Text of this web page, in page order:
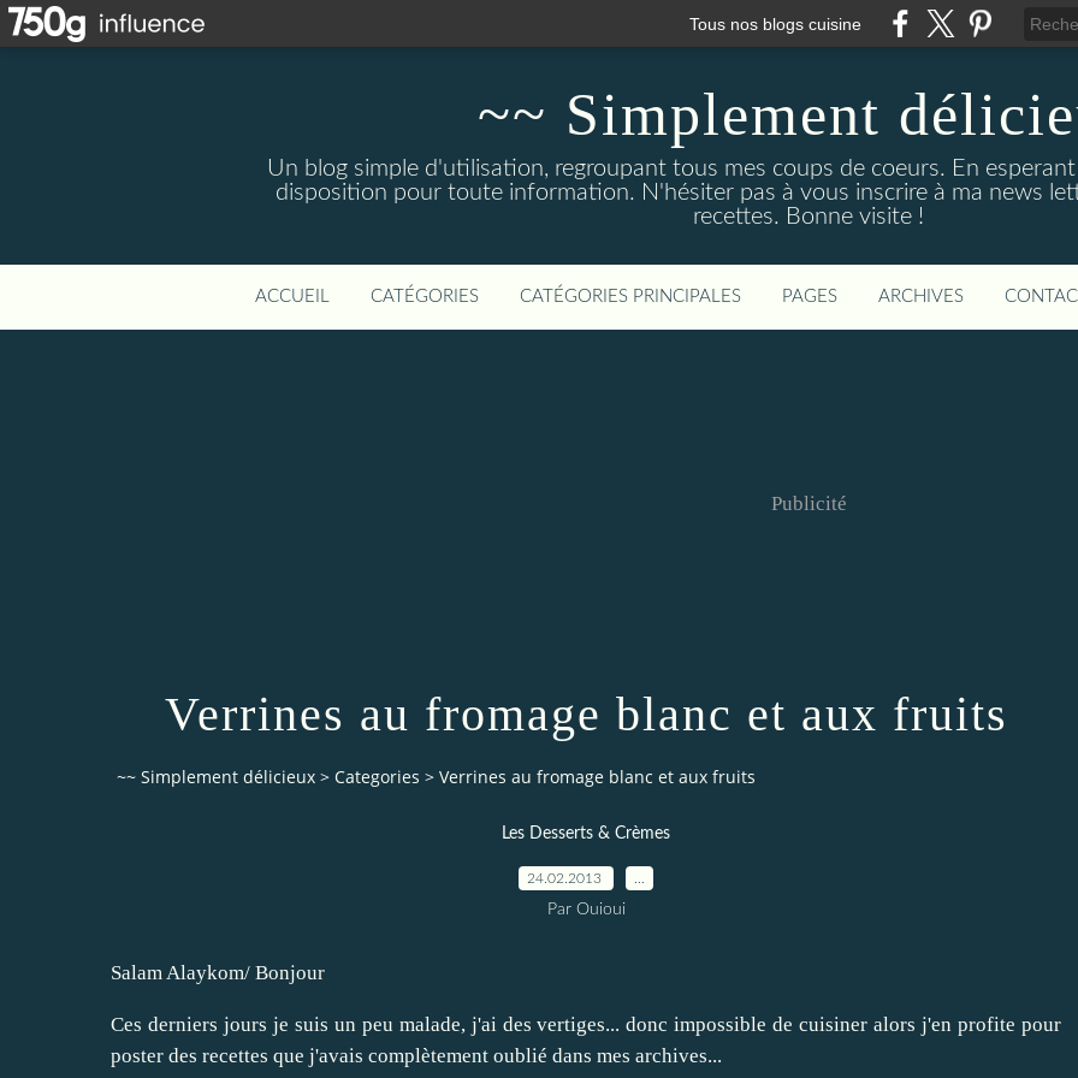
Tous nos blogs cuisine
~~ Simplement
Un blog simple d'utilisation, regroupant tous mes coups de coeurs. En
disposition pour toute information. N'hésiter pas à vous inscrire à ma news
recettes. Bonne visite !
ACCUEIL CATÉGORIES CATÉGORIES PRINCIPALES PAGES ARCHIVES
Publicité
Verrines au fromage blanc et aux fruits
~~ Simplement délicieux > Categories > Verrines au fromage blanc et aux fruits
Les Desserts & Crèmes
24.02.2013
Par Ouioui
Salam Alaykom/ Bonjour
Ces derniers jours je suis un peu malade, j'ai des vertiges... donc impossible de cuisiner alors j'en profite pour
poster des recettes que j'avais complètement oublié dans mes archives...